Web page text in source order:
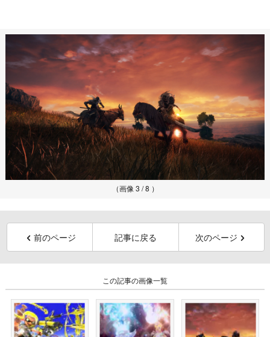
（画像 3 / 8 ）
前のページ 記事に戻る 次のページ
この記事の画像一覧